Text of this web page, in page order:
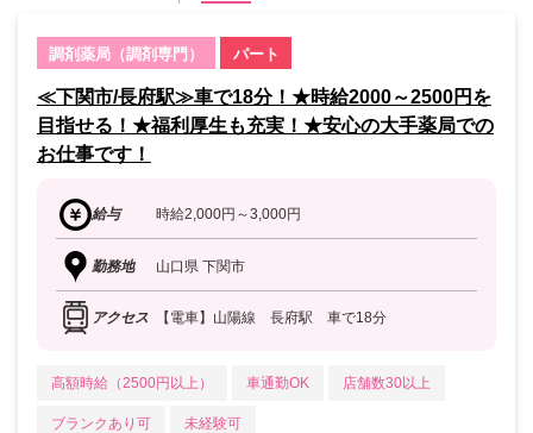
調剤薬局（調剤専門） パート
≪下関市/長府駅≫車で18分！★時給2000～2500円を
目指せる！★福利厚生も充実！★安心の大手薬局での
お仕事です！
給与 時給2,000円～3,000円
勤務地 山口県 下関市
アクセス 【電車】山陽線 長府駅 車で18分
高額時給（2500円以上） 車通勤OK 店舗数30以上
ブランクあり可 未経験可